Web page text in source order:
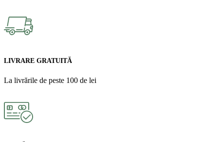
LIVRARE GRATUITĂ
La livrările de peste 100 de lei